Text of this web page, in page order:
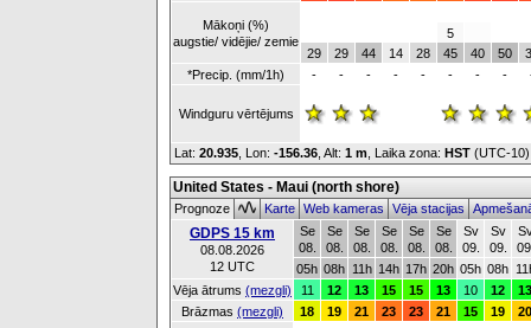
Mākoņi (%)
augstie/ vidējie/ zemie
29
29 44 14 28
5
45
40 50
*Precip. (mm/1h)
- - - - - - - -
Windguru vērtējums
Lat: 20.935 , Lon: -156.36 Alt: 1 m , Laika zona: HST (UTC-
United States - Maui (north shore)
Prognoze KarteWeb kamerasVēja stacijas
GDPS 15 km
08.08.2026
12 UTC
Se
08.
Se
08.
Se
08.
Se
08.
Se
08.
Se
08.
Sv
09.
Sv
09.
05h 08h 11h 14h 17h 20h 05h 08h
Vēja ātrums (mezgli) 11 12 13 15 15 13 10 12
13
Brāzmas (mezgli) 18 19 21 23 23 21 15 19
20